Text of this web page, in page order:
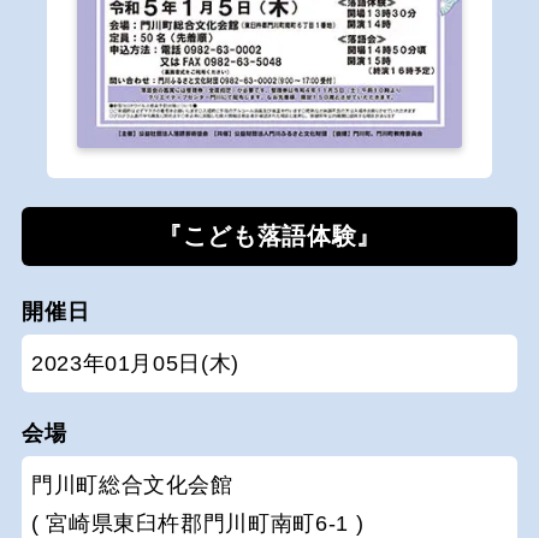
『こども落語体験』
開催日
2023年01月05日(木)
会場
門川町総合文化会館
( 宮崎県東臼杵郡門川町南町6-1 )